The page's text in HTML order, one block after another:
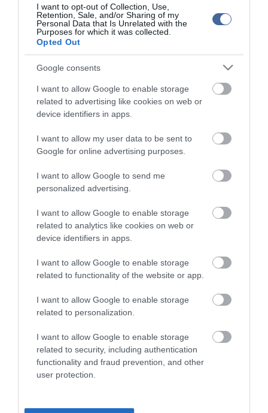
I want to opt-out of Collection, Use,
Retention, Sale, and/or Sharing of my
Personal Data that Is Unrelated with the
Purposes for which it was collected.
Opted Out
Google consents
I want to allow Google to enable storage
related to advertising like cookies on web or
device identifiers in apps.
I want to allow my user data to be sent to
Google for online advertising purposes.
I want to allow Google to send me
personalized advertising.
I want to allow Google to enable storage
related to analytics like cookies on web or
device identifiers in apps.
I want to allow Google to enable storage
related to functionality of the website or app.
I want to allow Google to enable storage
related to personalization.
I want to allow Google to enable storage
related to security, including authentication
functionality and fraud prevention, and other
user protection.
delfinanya
top fórum témák:
Tanár Úr gyere, mindjárt lesz Lillád!
AZ IGAZSÁG SOHA NEM KÉSŐ
2022.05.10 21:07
Porvihar
Mit szólsz? Ide minden baromságot...
2022.03.29 16:06